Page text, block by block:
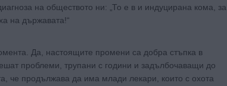
на обществото ни: „То е в и индуцирана кома, за
на държавата!“
Да, настоящите промени са добра стъпка в
проблеми, трупани с години и задълбочаващи до
че продължава да има млади лекари, които с охота